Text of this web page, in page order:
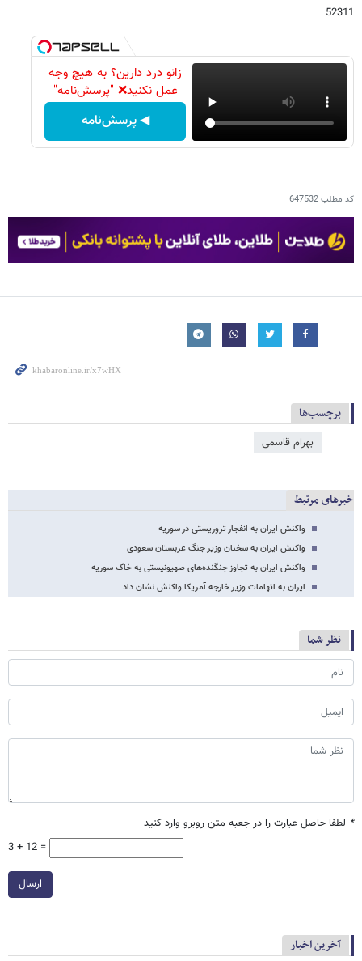
52311
زانو درد دارین؟ به هیچ وجه
عمل نکنید❌ "پرسش‌نامه"
◀ پرسش‌نامه
کد مطلب647532
برچسب‌ها
بهرام قاسمی
خبرهای مرتبط
واکنش ایران به انفجار تروریستی در سوریه
واکنش ایران به سخنان وزیر جنگ عربستان سعودی
واکنش ایران به تجاوز جنگنده‌های صهیونیستی به خاک سوریه
ایران به اتهامات وزیر خارجه آمریکا واکنش نشان داد
نظر شما
* لطفا حاصل عبارت را در جعبه متن روبرو وارد کنید
3 + 12 =
ارسال
آخرین اخبار